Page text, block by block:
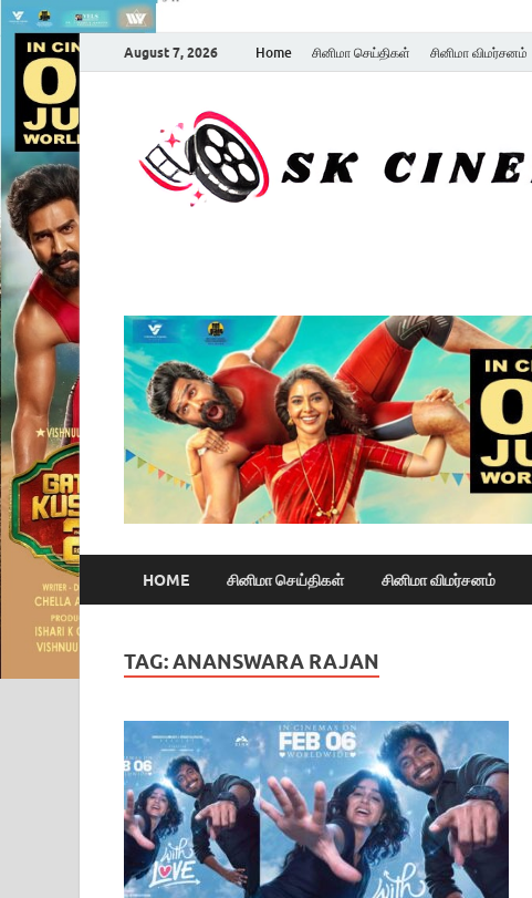
August 7, 2026 Home சினிமா செய்திகள் சினிமா விமர்சனம்
HOME சினிமா செய்திகள் சினிமா விமர்சனம்
TAG:ANANSWARA RAJAN